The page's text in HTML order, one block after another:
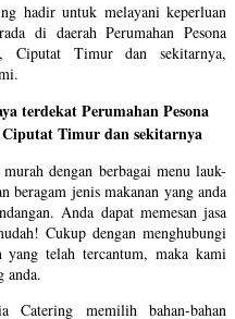
hadir untuk melayani keperluan
di daerah Perumahan Pesona
Ciputat Timur dan sekitarnya,
terdekat Perumahan Pesona
Timur dan sekitarnya
dengan berbagai menu lauk-
beragam jenis makanan yang anda
Anda dapat memesan jasa
Cukup dengan menghubungi
telah tercantum, maka kami
anda.
Catering memilih bahan-bahan